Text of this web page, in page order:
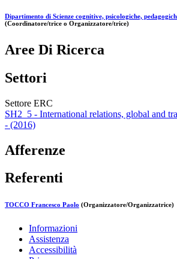
Dipartimento di Scienze cognitive, psicologiche,
(Coordinatore/trice o Organizzatore/trice)
Aree Di Ricerca
Settori
Settore ERC
SH2_5 - International relations, global and
- (2016)
Afferenze
Referenti
TOCCO Francesco Paolo (Organizzatore/Organizzatrice)
Informazioni
Assistenza
Accessibilità